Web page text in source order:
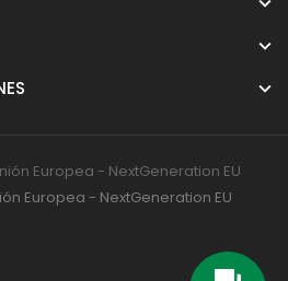
Europea - NextGeneration EU